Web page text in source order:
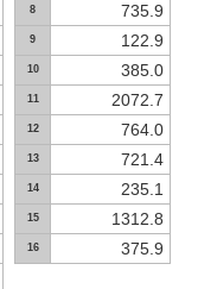
8 735.9
9 122.9
10 385.0
11 2072.7
12 764.0
13 721.4
14 235.1
15 1312.8
16 375.9